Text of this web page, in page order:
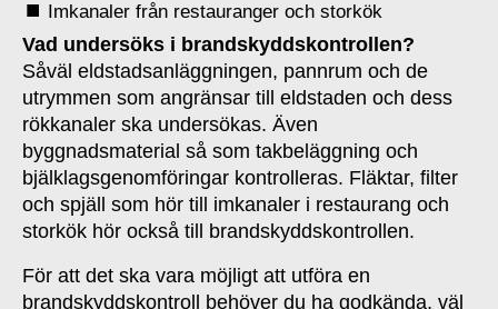
Imkanaler från restauranger och storkök
Vad undersöks i brandskyddskontrollen?
Såväl eldstadsanläggningen, pannrum och de
utrymmen som angränsar till eldstaden och dess
rökkanaler ska undersökas. Även
byggnadsmaterial så som takbeläggning och
bjälklagsgenomföringar kontrolleras. Fläktar, filter
och spjäll som hör till imkanaler i restaurang och
storkök hör också till brandskyddskontrollen.
För att det ska vara möjligt att utföra en
brandskyddskontroll behöver du ha godkända, väl